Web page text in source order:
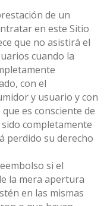
de un
en este Sitio
que no asistirá el
cuando la
con el
y usuario y con
es consciente de
completamente
perdido su derecho
si el
la mera apertura
en las mismas